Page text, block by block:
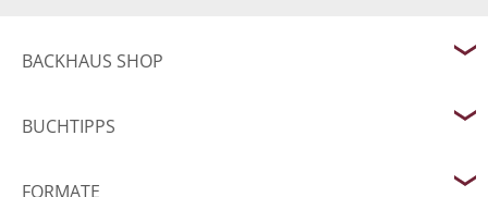
BACKHAUS SHOP
BUCHTIPPS
FORMATE